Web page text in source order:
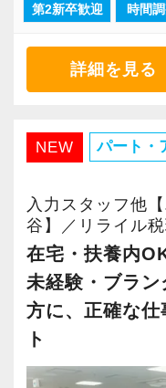
長く安心して働
ませんか？
2021年6月にオー
新宿オフィスの
ーとして運営をス
都心部ということ
術を取り扱うお客
20代が中心となっ
ることから資格取
現在当社では「
ます。
2021年6月に「渋
後「新宿オフィ
オフィス」が拡張
さらに2022年12
し、2025年には
事業拡大を続けて
安定性抜群の環境
社員の持つ「やる
大事にしているた
す！
第2新卒歓迎 時間
詳細を見る
NEW パート・
入力スタッフ他
谷】／リライル
在宅・扶養内
未経験・ブラ
方に、正確な
ト